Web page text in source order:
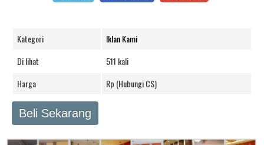
Kategori
Iklan Kami
Di lihat
511 kali
Harga
Rp (Hubungi CS)
Beli Sekarang